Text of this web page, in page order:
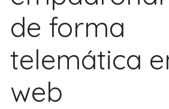
de forma
telemática
web